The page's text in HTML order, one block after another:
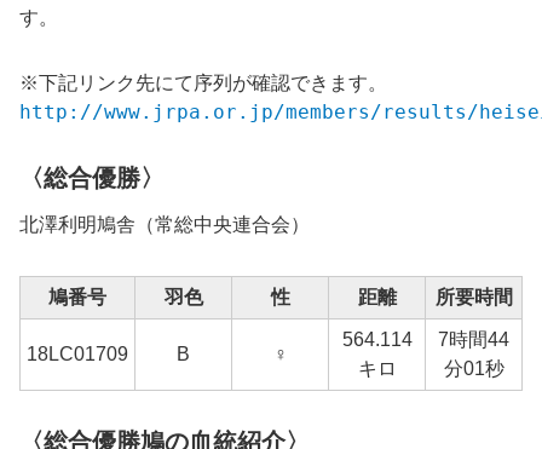
す。
※下記リンク先にて序列が確認できます。
http://www.jrpa.or.jp/members/results/
〈総合優勝〉
北澤利明鳩舎（常総中央連合会）
鳩番号 羽色 性 距離 所要時間
18LC01709 B ♀
564.114
キロ
7時間44
分01秒
〈総合優勝鳩の血統紹介〉